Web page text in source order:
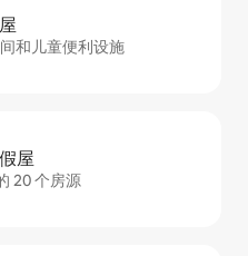
和儿童便利设施
屋
20 个房源